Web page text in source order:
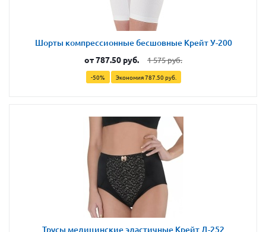
Шорты компрессионные бесшовные Крейт У-200
от787.50 руб. 1 575 руб.
-50% Экономия787.50 руб.
Трусы медицинские эластичные Крейт Д-252